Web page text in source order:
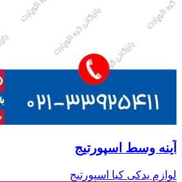
آینه وسط اسپورتیج
لوازم یدکی کیا اسپورتیج